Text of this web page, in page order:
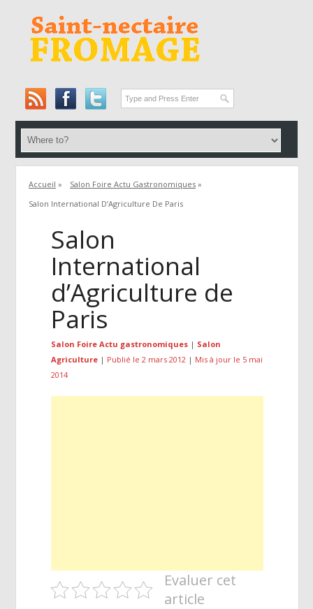
Accueil » Salon Foire Actu Gastronomiques »
Salon International D’Agriculture De Paris
Salon
International
d’Agriculture de
Paris
Salon Foire Actu gastronomiques | Salon
Agriculture | Publié le 2 mars 2012 | Mis à jour le 5 mai
2014
Evaluer cet
article